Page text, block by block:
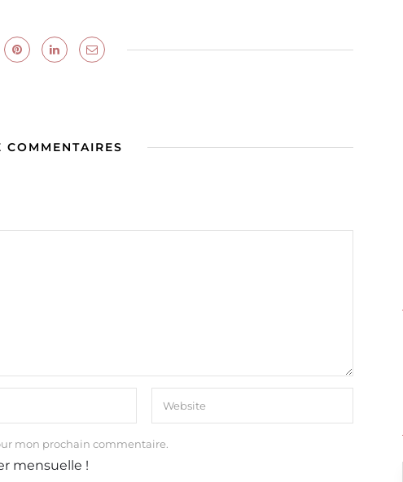
COMMENTAIRES
mon prochain commentaire.
mensuelle !